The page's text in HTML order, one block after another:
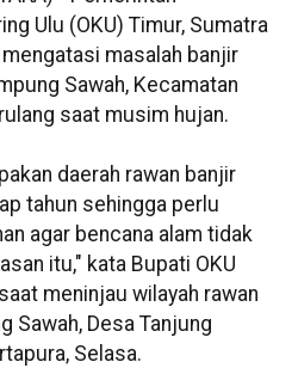
Ulu (OKU) Timur, Sumatra
masalah banjir
Sawah, Kecamatan
saat musim hujan.
daerah rawan banjir
tahun sehingga perlu
agar bencana alam tidak
itu," kata Bupati OKU
meninjau wilayah rawan
Sawah, Desa Tanjung
Selasa.